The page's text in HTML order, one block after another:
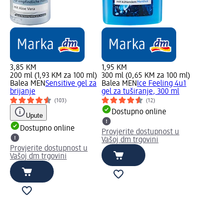
3,85 KM
200 ml (1,93 KM za 100 ml)
Balea MENSensitive gel za
brijanje
(103)
Upute
Dostupno online
Provjerite dostupnost u
Vašoj dm trgovini
1,95 KM
300 ml (0,65 KM za 100 ml)
Balea MEN Ice Feeling 4u1
gel za tuširanje, 300 ml
(12)
Dostupno online
Provjerite dostupnost u
Vašoj dm trgovini